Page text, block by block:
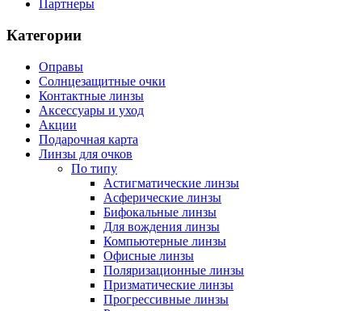
Партнеры
Категории
Оправы
Солнцезащитные очки
Контактные линзы
Аксессуары и уход
Акции
Подарочная карта
Линзы для очков
По типу
Астигматические линзы
Асферические линзы
Бифокальные линзы
Для вождения линзы
Компьютерные линзы
Офисные линзы
Поляризационные линзы
Призматические линзы
Прогрессивные линзы